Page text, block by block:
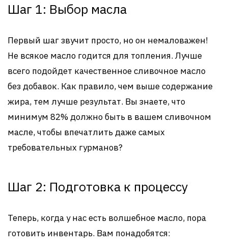
Шаг 1: Выбор масла
Первый шаг звучит просто, но он немаловажен!
Не всякое масло годится для топления. Лучше
всего подойдет качественное сливочное масло
без добавок. Как правило, чем выше содержание
жира, тем лучше результат. Вы знаете, что
минимум 82% должно быть в вашем сливочном
масле, чтобы впечатлить даже самых
требовательных гурманов?
Шаг 2: Подготовка к процессу
Теперь, когда у нас есть волшебное масло, пора
готовить инвентарь. Вам понадобятся: